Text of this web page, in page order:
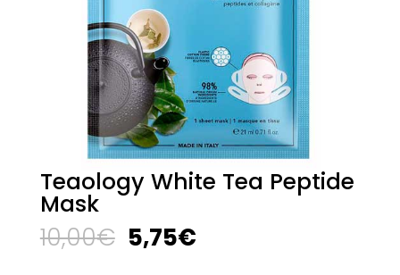
Teaology White Tea Peptide
Mask
10,00€ El
precio
5,75€El